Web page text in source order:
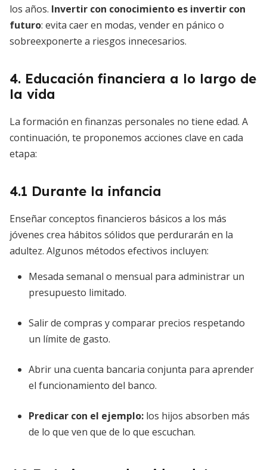
los años. Invertir con conocimiento es invertir con
futuro: evita caer en modas, vender en pánico o
sobreexponerte a riesgos innecesarios.
4. Educación financiera a lo largo de
la vida
La formación en finanzas personales no tiene edad. A
continuación, te proponemos acciones clave en cada
etapa:
4.1 Durante la infancia
Enseñar conceptos financieros básicos a los más
jóvenes crea hábitos sólidos que perdurarán en la
adultez. Algunos métodos efectivos incluyen:
Mesada semanal o mensual para administrar un
presupuesto limitado.
Salir de compras y comparar precios respetando
un límite de gasto.
Abrir una cuenta bancaria conjunta para aprender
el funcionamiento del banco.
Predicar con el ejemplo: los hijos absorben más
de lo que ven que de lo que escuchan.